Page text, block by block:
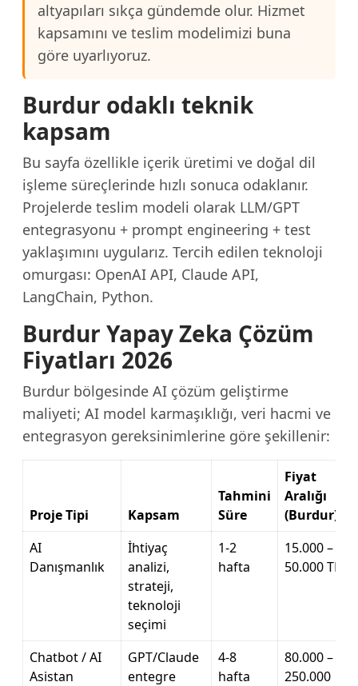
altyapıları sıkça gündemde olur. Hizmet
kapsamını ve teslim modelimizi buna
göre uyarlıyoruz.
Burdur odaklı teknik
kapsam
Bu sayfa özellikle içerik üretimi ve doğal dil
işleme süreçlerinde hızlı sonuca odaklanır.
Projelerde teslim modeli olarak LLM/GPT
entegrasyonu + prompt engineering + test
yaklaşımını uygularız. Tercih edilen teknoloji
omurgası: OpenAI API, Claude API,
LangChain, Python.
Burdur Yapay Zeka Çözüm
Fiyatları 2026
Burdur bölgesinde AI çözüm geliştirme
maliyeti; AI model karmaşıklığı, veri hacmi ve
entegrasyon gereksinimlerine göre şekillenir:
Proje Tipi Kapsam
Tahmini
Süre
Fiyat
Aralığı
(Burdur)
AI
Danışmanlık
İhtiyaç
analizi,
strateji,
teknoloji
seçimi
1-2
hafta
15.000 –
50.000 TL
Chatbot / AI
Asistan
GPT/Claude
entegre
4-8
hafta
80.000 –
250.000